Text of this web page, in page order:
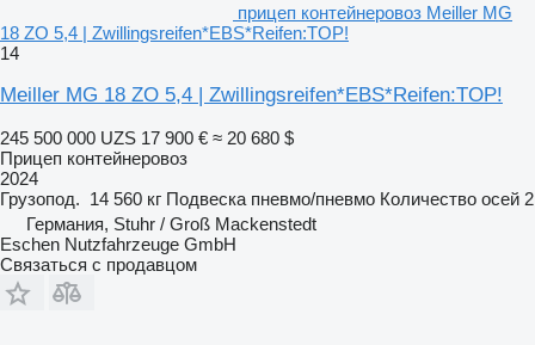
прицеп контейнеровоз Meiller MG
18 ZO 5,4 | Zwillingsreifen*EBS*Reifen:TOP!
14
Meiller MG 18 ZO 5,4 | Zwillingsreifen*EBS*Reifen:TOP!
245 500 000 UZS 17 900 € ≈ 20 680 $
Прицеп контейнеровоз
2024
Грузопод. 14 560 кг Подвеска пневмо/пневмо Количество осей 2
Германия, Stuhr / Groß Mackenstedt
Eschen Nutzfahrzeuge GmbH
Связаться с продавцом